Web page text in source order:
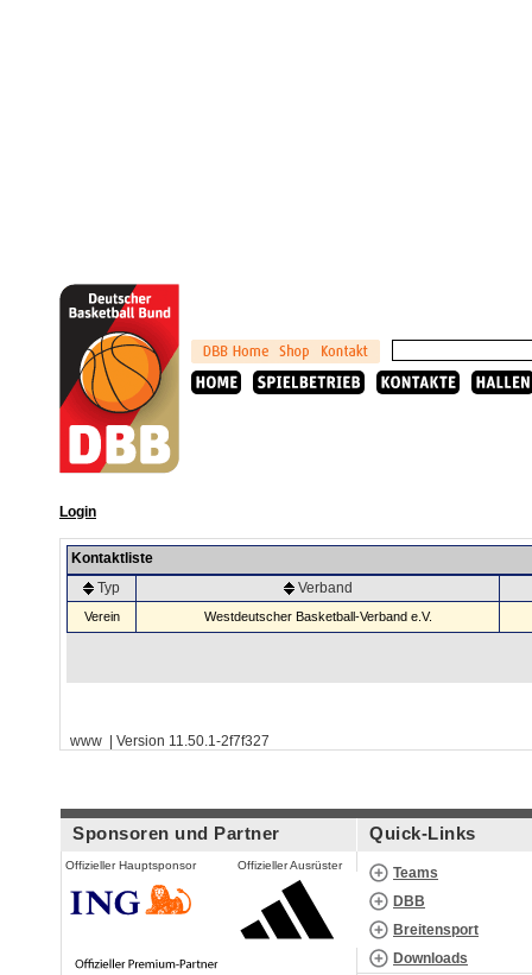
Login
Kontaktliste
Typ
Verband
Verein Westdeutscher Basketball-Verband e.V.
www | Version 11.50.1-2f7f327
Sponsoren und Partner
Offizieller Hauptsponsor Offizieller Ausrüster
Quick-Links
Teams
DBB
Breitensport
Downloads